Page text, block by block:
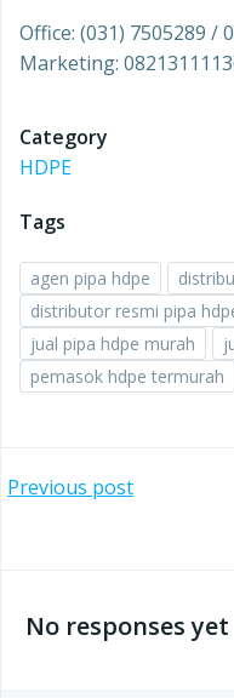
Office: (031) 7505289 /
Marketing:
Category
HDPE
Tags
agen pipa hdpe
distributor resmi pipa
jual pipa hdpe murah
pemasok hdpe termurah
Post
Previous post
navigation
No responses yet